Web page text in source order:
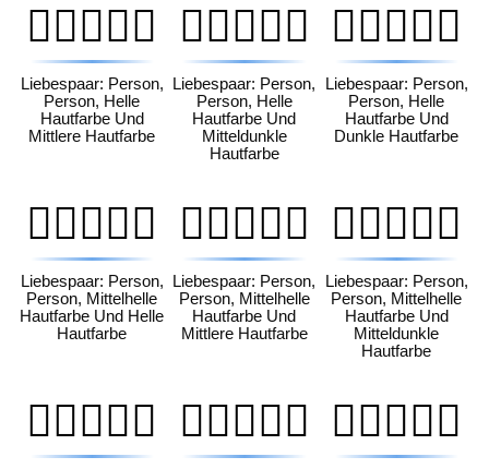
🧑🏻‍❤️‍🧑🏽
Liebespaar: Person,
Person, Helle
Hautfarbe Und
Mittlere Hautfarbe
🧑🏻‍❤️‍🧑🏾
Liebespaar: Person,
Person, Helle
Hautfarbe Und
Mitteldunkle
Hautfarbe
🧑🏻‍❤️‍🧑🏿
Liebespaar: Person,
Person, Helle
Hautfarbe Und
Dunkle Hautfarbe
🧑🏼‍❤️‍🧑🏻
Liebespaar: Person,
Person, Mittelhelle
Hautfarbe Und Helle
Hautfarbe
🧑🏼‍❤️‍🧑🏽
Liebespaar: Person,
Person, Mittelhelle
Hautfarbe Und
Mittlere Hautfarbe
🧑🏼‍❤️‍🧑🏾
Liebespaar: Person,
Person, Mittelhelle
Hautfarbe Und
Mitteldunkle
Hautfarbe
🧑🏼‍❤️‍🧑🏿 🧑🏽‍❤️‍🧑🏻 🧑🏽‍❤️‍🧑🏼